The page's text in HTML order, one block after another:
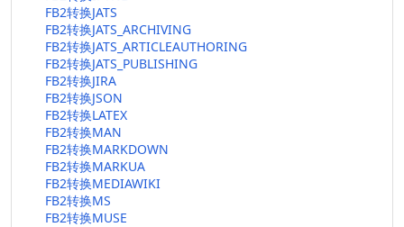
FB2转换JATS
FB2转换JATS_ARCHIVING
FB2转换JATS_ARTICLEAUTHORING
FB2转换JATS_PUBLISHING
FB2转换JIRA
FB2转换JSON
FB2转换LATEX
FB2转换MAN
FB2转换MARKDOWN
FB2转换MARKUA
FB2转换MEDIAWIKI
FB2转换MS
FB2转换MUSE